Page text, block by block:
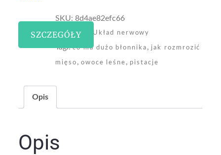
SZCZEGÓŁY
SKU: 8d4ae82efc66
Kategoria:
Układ nerwowy
Tagi:co ma dużo błonnika , jak rozmrozić
mięso , owoce leśne , pistacje
Opis
Opis